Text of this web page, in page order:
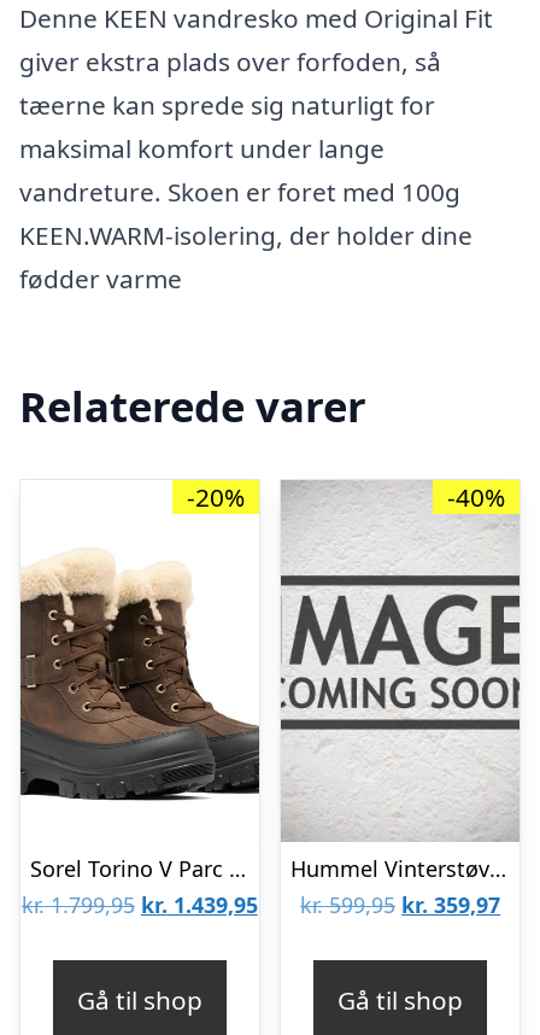
Denne KEEN vandresko med Original Fit
giver ekstra plads over forfoden, så
tæerne kan sprede sig naturligt for
maksimal komfort under lange
vandreture. Skoen er foret med 100g
KEEN.WARM-isolering, der holder dine
fødder varme
Relaterede varer
-20%
Sorel Torino V Parc WP Womens, Tobacco / Black
kr.1.799,95 Den
var:
kr. 1.439,95Den
Gå til shop
-40%
Hummel Vinterstøvler – Icicle Low Jr – Rhododendron
kr.599,95 Den
var:
kr. 359,97Den
Gå til shop